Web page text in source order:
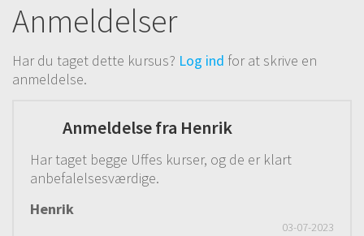
29# Abstrakte roser
Mal roser med vandige akvarelfarver på ru akvarelpapir.
I denne akvareløvelse arbejdes der med det figurative
og fantasifulde på sammetid
Anmeldelser
Har du taget dette kursus? Log ind for at skrive en
anmeldelse.
Anmeldelse fra Henrik
Har taget begge Uffes kurser, og de er klart
anbefalelsesværdige.
Henrik
03-07-2023